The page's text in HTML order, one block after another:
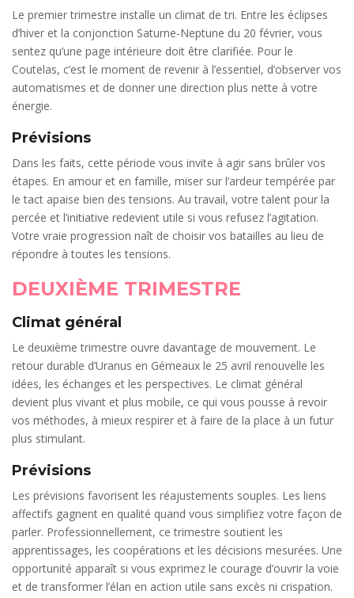
Le premier trimestre installe un climat de tri. Entre les éclipses
d’hiver et la conjonction Saturne-Neptune du 20 février, vous
sentez qu’une page intérieure doit être clarifiée. Pour le
Coutelas, c’est le moment de revenir à l’essentiel, d’observer vos
automatismes et de donner une direction plus nette à votre
énergie.
Prévisions
Dans les faits, cette période vous invite à agir sans brûler vos
étapes. En amour et en famille, miser sur l’ardeur tempérée par
le tact apaise bien des tensions. Au travail, votre talent pour la
percée et l’initiative redevient utile si vous refusez l’agitation.
Votre vraie progression naît de choisir vos batailles au lieu de
répondre à toutes les tensions.
DEUXIÈME TRIMESTRE
Climat général
Le deuxième trimestre ouvre davantage de mouvement. Le
retour durable d’Uranus en Gémeaux le 25 avril renouvelle les
idées, les échanges et les perspectives. Le climat général
devient plus vivant et plus mobile, ce qui vous pousse à revoir
vos méthodes, à mieux respirer et à faire de la place à un futur
plus stimulant.
Prévisions
Les prévisions favorisent les réajustements souples. Les liens
affectifs gagnent en qualité quand vous simplifiez votre façon de
parler. Professionnellement, ce trimestre soutient les
apprentissages, les coopérations et les décisions mesurées. Une
opportunité apparaît si vous exprimez le courage d’ouvrir la voie
et de transformer l’élan en action utile sans excès ni crispation.